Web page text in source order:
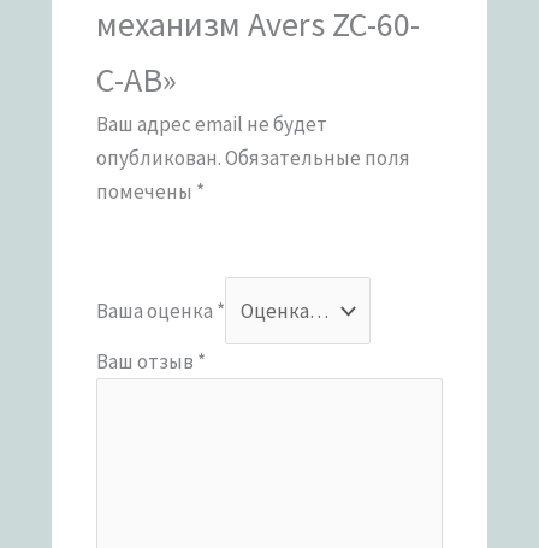
механизм Avers ZC-60-
C-AB»
Ваш адрес email не будет
опубликован.Обязательные поля
помечены *
Ваша оценка *
Ваш отзыв *